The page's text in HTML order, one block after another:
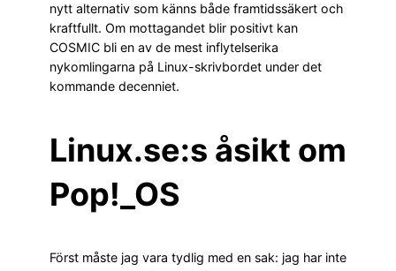
nytt alternativ som känns både framtidssäkert och
kraftfullt. Om mottagandet blir positivt kan
COSMIC bli en av de mest inflytelserika
nykomlingarna på Linux-skrivbordet under det
kommande decenniet.
Linux.se:s åsikt om
Pop!_OS
Först måste jag vara tydlig med en sak: jag har inte